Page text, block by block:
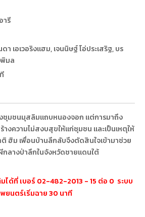
ารี
า เอเวอริงแฮม, เจนนิษฐ์ โอ่ประเสริฐ, บร
พิมล
ชุมชนมุสลิมแถบหนองจอก แต่การมาถึง
งความไม่สงบสุขให้แก่ชุมชน และเป็นเหตุให้
ติ ฮิม เพื่อนบ้านลึกลับจึงตัดสินใจเข้ามาช่วย
กลางป่าลึกในจังหวัดชายแดนใต้
ได้ที่ เบอร์ 02-482-2013 - 15 ต่อ 0 ระบบ
ยนตร์เริ่มฉาย 30 นาที